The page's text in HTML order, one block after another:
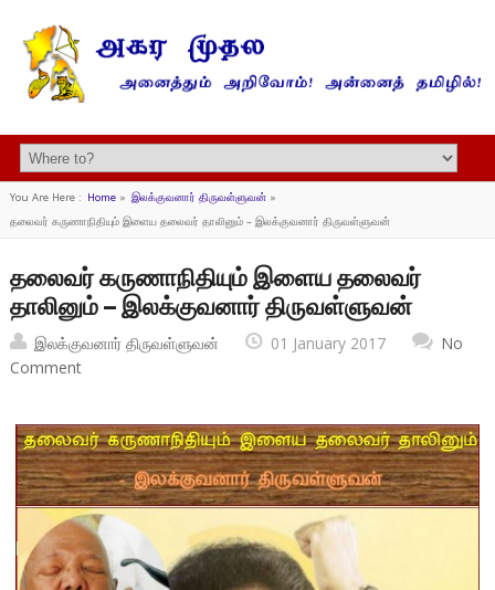
You Are Here : Home» இலக்குவனார் திருவள்ளுவன்»
தலைவர் கருணாநிதியும் இளைய தலைவர் தாலினும் – இலக்குவனார் திருவள்ளுவன்
தலைவர் கருணாநிதியும் இளைய தலைவர்
தாலினும் – இலக்குவனார் திருவள்ளுவன்
இலக்குவனார் திருவள்ளுவன் 01 January 2017
No
Comment